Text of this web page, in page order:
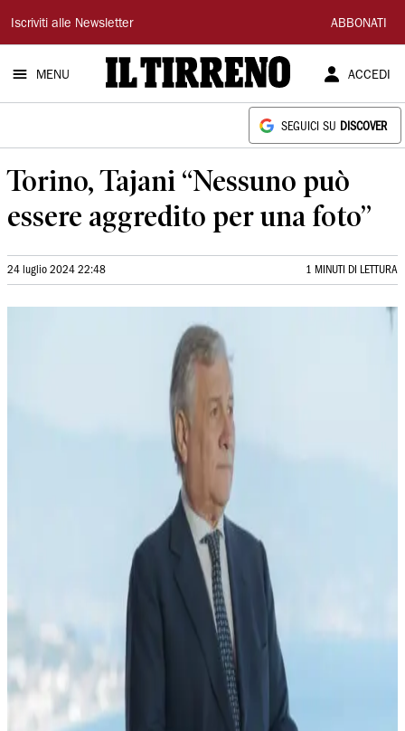
Il
Tirreno
Iscriviti alle Newsletter ABBONATI
MENU ACCEDI
SEGUICI SU DISCOVER
Torino, Tajani “Nessuno può
essere aggredito per una foto”
24 luglio 2024 22:48 1 MINUTI DI LETTURA